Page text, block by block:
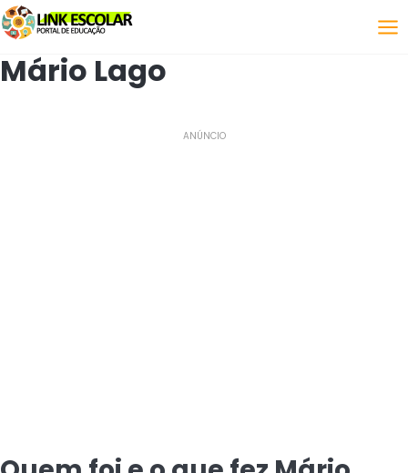
Link
Mário Lago
ANÚNCIO